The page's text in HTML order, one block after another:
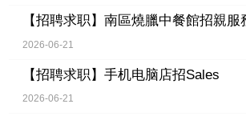
【招聘求职】 南區燒臘中餐館招親服
2026-06-21
【招聘求职】 手机电脑店招Sales
2026-06-21